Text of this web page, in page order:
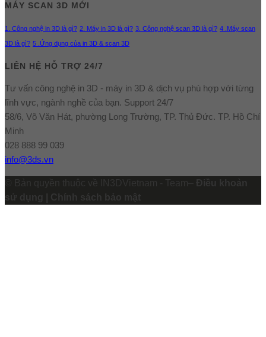
MÁY SCAN 3D MỚI
1. Công nghệ in 3D là gì? 2. Máy in 3D là gì? 3. Công nghệ scan 3D là gì? 4 .Máy scan
3D là gì? 5 .Ứng dụng của in 3D & scan 3D
LIÊN HỆ HỖ TRỢ 24/7
Tư vấn công nghệ in 3D - máy in 3D & dịch vụ phù hợp với từng
lĩnh vực, ngành nghề của bạn. Support 24/7
58/6, Võ Văn Hát, phường Long Trường, TP. Thủ Đức. TP. Hồ Chí
Minh
028 888 99 039
info@3ds.vn
© Bản quyền thuộc về IN3DVietnam - Team– Điều khoản
sử dụng | Chính sách bảo mật